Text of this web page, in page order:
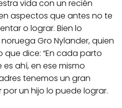
vida con un recién
aspectos que antes no te
o lograr. Bien lo
Gro Nylander, quien
dice: “En cada parto
ahí, en ese mismo
tenemos un gran
un hijo lo puede lograr.